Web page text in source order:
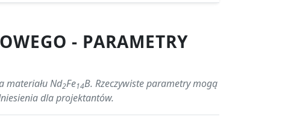
- PARAMETRY
materiału Nd2Fe14B. Rzeczywiste parametry mogą
dla projektantów.